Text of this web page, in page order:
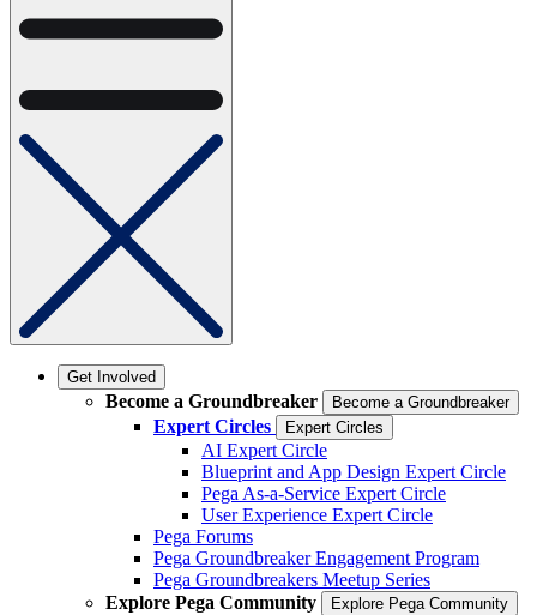
Get Involved
Become a Groundbreaker Become a Groundbreaker
Expert Circles Expert Circles
AI Expert Circle
Blueprint and App Design Expert Circle
Pega As-a-Service Expert Circle
User Experience Expert Circle
Pega Forums
Pega Groundbreaker Engagement Program
Pega Groundbreakers Meetup Series
Explore Pega Community
Explore Pega Community